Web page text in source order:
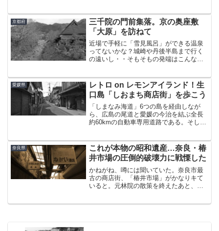
収まっている。そんな三木市内の古い町
並みを求めて市の中心部に...
京都府
三千院の門前集落。京の奥座敷
「大原」を訪ねて
近場で手軽に「雪見風呂」ができる温泉
ってないかな？城崎や丹後半島まで行く
の遠いし・・そもそもの発端はこんな疑
ことがわかり、そう言えば大原って行っ
たことないなぁ・・・三千...
愛媛県
レトロ on レモンアイランド！生
口島「しおまち商店街」を歩こう
「しまなみ海道」6つの島を経由しなが
ら、広島の尾道と愛媛の今治を結ぶ全長
約60kmの自動車専用道路である。そして
ッカとなっている。自転車道は総延長
70km。すでに小旅行...
奈良県
これが本物の昭和遺産…奈良・椿
井市場の圧倒的破壊力に戦慄した
かねがね、噂には聞いていた。奈良市最
古の商店街、「椿井市場」がかなりキて
いると。元林院の散策を終えたあと、念